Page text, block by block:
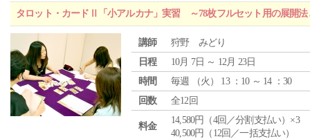
タロット・カードⅡ「小アルカナ」実習 ～78枚フルセット用の展開法
講師
狩野 みどり
日程
10月 7日 ～ 12月 23日
時間
毎週 （火 ） 13 ：10 ～ 14 ：30
回数
全12回
料金
14,580円（4回／分割支払い）×3
40,500円（12回／一括支払い）